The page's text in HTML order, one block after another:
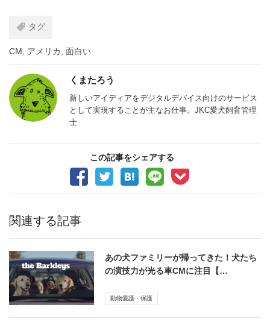
タグ
CM, アメリカ, 面白い
くまたろう
新しいアイディアをデジタルデバイス向けのサービス
として実現することが主なお仕事。JKC愛犬飼育管理
士
この記事をシェアする
関連する記事
あの犬ファミリーが帰ってきた！犬たち
の演技力が光る車CMに注目【…
動物愛護・保護